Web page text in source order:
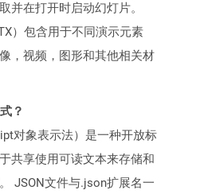
并在打开时启动幻灯片。
）包含用于不同演示元素
，视频，图形和其他相关材
？
对象表示法）是一种开放标
共享使用可读文本来存储和
JSON文件与.json扩展名一